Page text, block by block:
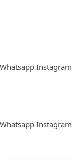
Whatsapp Instagram
Whatsapp Instagram